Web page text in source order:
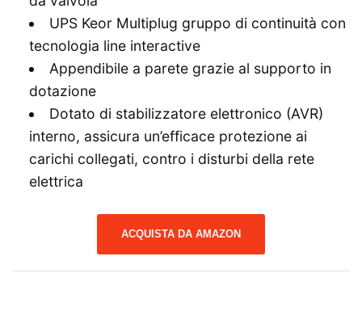
UPS Keor Multiplug gruppo di continuità con
tecnologia line interactive
Appendibile a parete grazie al supporto in
dotazione
Dotato di stabilizzatore elettronico (AVR)
interno, assicura un’efficace protezione ai
carichi collegati, contro i disturbi della rete
elettrica
ACQUISTA DA AMAZON